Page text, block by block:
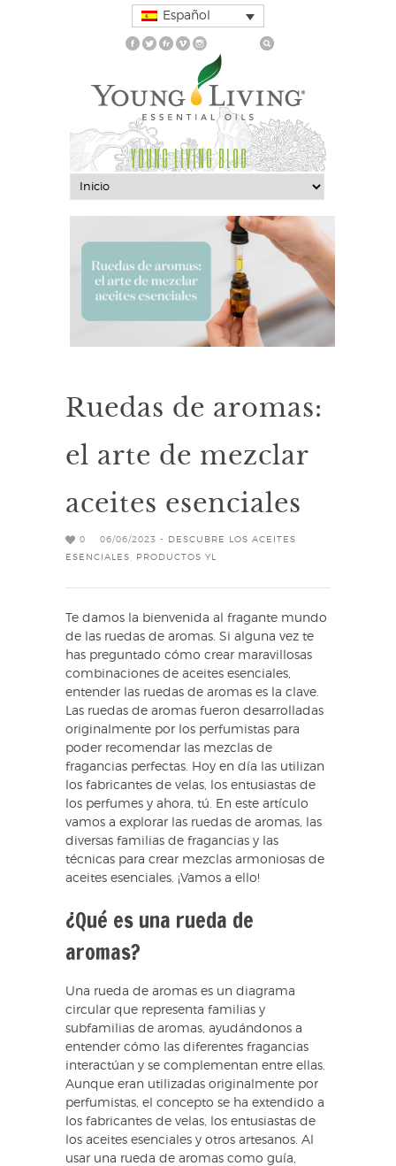
Español
YOUNG LIVING BLOG
Ruedas de aromas:
el arte de mezclar
aceites esenciales
0 06/06/2023 -
DESCUBRE LOS ACEITES
ESENCIALES
PRODUCTOS YL
Te damos la bienvenida al fragante mundo
de las ruedas de aromas. Si alguna vez te
has preguntado cómo crear maravillosas
combinaciones de aceites esenciales,
entender las ruedas de aromas es la clave.
Las ruedas de aromas fueron desarrolladas
originalmente por los perfumistas para
poder recomendar las mezclas de
fragancias perfectas. Hoy en día las utilizan
los fabricantes de velas, los entusiastas de
los perfumes y ahora, tú. En este artículo
vamos a explorar las ruedas de aromas, las
diversas familias de fragancias y las
técnicas para crear mezclas armoniosas de
aceites esenciales. ¡Vamos a ello!
¿Qué es una rueda de
aromas?
Una rueda de aromas es un diagrama
circular que representa familias y
subfamilias de aromas, ayudándonos a
entender cómo las diferentes fragancias
interactúan y se complementan entre ellas.
Aunque eran utilizadas originalmente por
perfumistas, el concepto se ha extendido a
los fabricantes de velas, los entusiastas de
los aceites esenciales y otros artesanos. Al
usar una rueda de aromas como guía,